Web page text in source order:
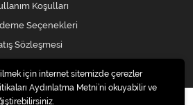
Koşulları
Seçenekleri
Sözleşmesi
için internet sitemizde çerezler
Aydınlatma Metni’ni okuyabilir ve